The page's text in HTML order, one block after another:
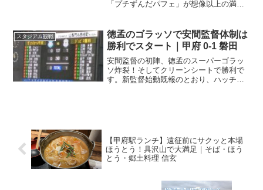
「プチずんだパフェ」が想像以上の満足
で少し余裕があったので、仙台駅構内を
ぶらぶら散策していました...
スタジアム観戦
徳孟のゴラッソで安間監督体制は
勝利でスタート｜甲府 0-1 磐田
安間監督の初陣、徳孟のスーパーゴラッ
ソ炸裂！そしてクリーンシートで勝利で
す。新監督始動既報のとおり、ハッチン
【甲府駅ランチ】遠征前にサクッと本場
ほうとう！具沢山で大満足｜そば・ほう
とう・郷土料理 信玄